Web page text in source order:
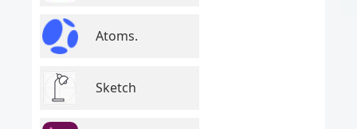
Atoms.
Sketch